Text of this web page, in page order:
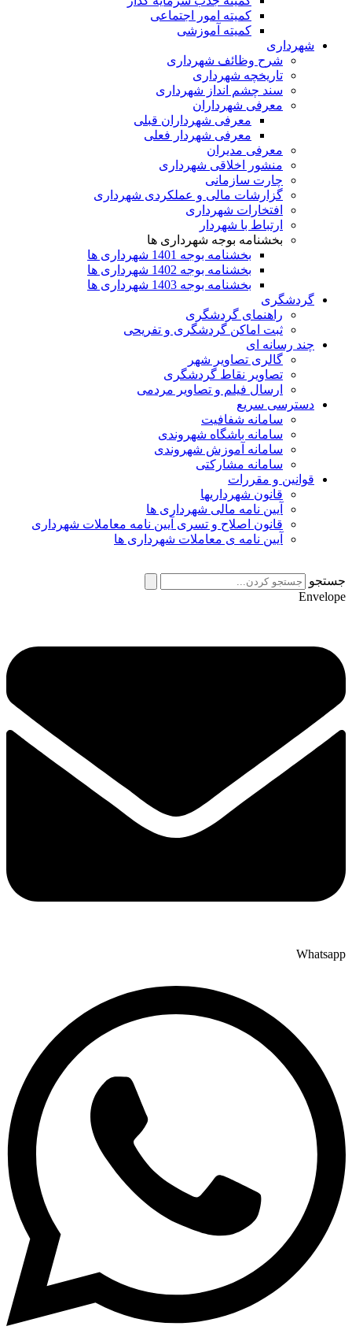
کمیته امور اجتماعی
کمیته آموزشی
شهرداری
شرح وظائف شهرداری
تاریخچه شهرداری
سند چشم انداز شهرداری
معرفی شهرداران
معرفی شهرداران قبلی
معرفی شهردار فعلی
معرفی مدیران
منشور اخلاقی شهرداری
چارت سازمانی
گزارشات مالی و عملکردی شهرداری
افتخارات شهرداری
ارتباط با شهردار
بخشنامه بوجه شهرداری ها
بخشنامه بوجه 1401 شهرداری ها
بخشنامه بوجه 1402 شهرداری ها
بخشنامه بوجه 1403 شهرداری ها
گردشگری
راهنمای گردشگری
ثبت اماکن گردشگری و تفریحی
چند رسانه ای
گالری تصاویر شهر
تصاویر نقاط گردشگری
ارسال فیلم و تصاویر مردمی
دسترسی سریع
سامانه شفافیت
سامانه باشگاه شهروندی
سامانه آموزش شهروندی
سامانه مشارکتی
قوانین و مقررات
قانون شهرداریها
آیین نامه مالی شهرداری ها
قانون اصلاح و تسری آیین نامه معاملات شهرداری
آیین نامه ی معاملات شهرداری ها
جستجو
Envelope
Whatsapp